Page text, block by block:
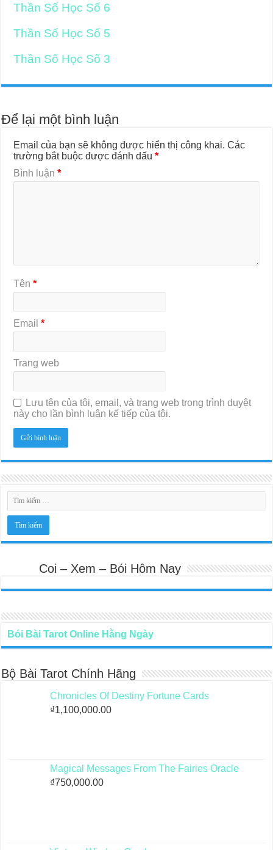
Thần Số Học Số 6
Thần Số Học Số 5
Thần Số Học Số 3
Để lại một bình luận
Email của bạn sẽ không được hiển thị công khai. Các
trường bắt buộc được đánh dấu*
Bình luận*
Tên*
Email*
Trang web
Lưu tên của tôi, email, và trang web trong trình duyệt
này cho lần bình luận kế tiếp của tôi.
Coi – Xem – Bói Hôm Nay
Bói Bài Tarot Online Hằng Ngày
Bộ Bài Tarot Chính Hãng
Chronicles Of Destiny Fortune Cards
₫1,100,000.00
Magical Messages From The Fairies Oracle
₫750,000.00